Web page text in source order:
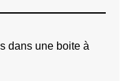
dans une boite à